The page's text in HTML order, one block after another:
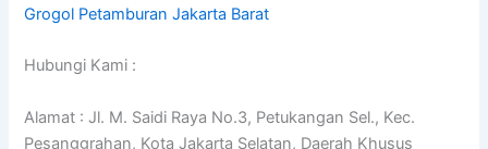
Grogol Petamburan Jakarta Barat
Hubungi Kami :
Alamat : Jl. M. Saidi Raya No.3, Petukangan Sel., Kec.
Pesanggrahan, Kota Jakarta Selatan, Daerah Khusus